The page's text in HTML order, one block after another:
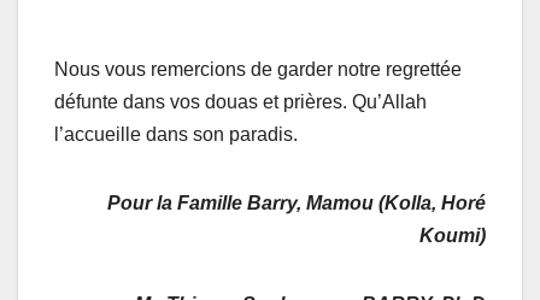
Nous vous remercions de garder notre regrettée
défunte dans vos douas et prières. Qu’Allah
l’accueille dans son paradis.
Pour la Famille Barry, Mamou (Kolla, Horé
Koumi)